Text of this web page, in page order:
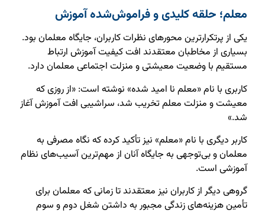
معلم؛ حلقه کلیدی و فراموش‌شده آموزش
یکی از پرتکرارترین محورهای نظرات کاربران، جایگاه معلمان بود.
بسیاری از مخاطبان معتقدند افت کیفیت آموزش ارتباط
مستقیم با وضعیت معیشتی و منزلت اجتماعی معلمان دارد.
کاربری با نام «معلم نا امید شده» نوشته است: «از روزی که
معیشت و منزلت معلم تخریب شد، سراشیبی افت آموزش آغاز
شد.»
کاربر دیگری با نام «معلم» نیز تأکید کرده که نگاه مصرفی به
معلمان و بی‌توجهی به جایگاه آنان از مهم‌ترین آسیب‌های نظام
آموزشی است.
گروهی دیگر از کاربران نیز معتقدند تا زمانی که معلمان برای
تأمین هزینه‌های زندگی مجبور به داشتن شغل دوم و سوم